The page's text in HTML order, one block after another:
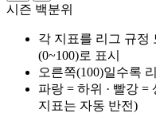
시즌 백분위
각 지표를 리그 규정
(0~100)로 표시
오른쪽(100)일수록
파랑 = 하위 · 빨강 =
지표는 자동 반전)